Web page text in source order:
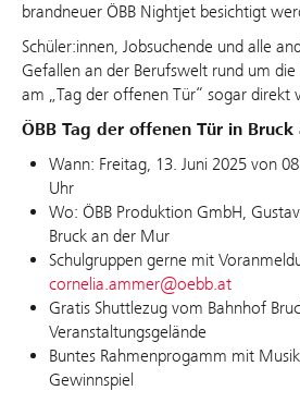
brandneuer ÖBB Nightjet besichtigt
Schüler:innen, Jobsuchende und alle
Gefallen an der Berufswelt rund um
am „Tag der offenen Tür“ sogar direkt
ÖBB Tag der offenen Tür in
Wann: Freitag, 13. Juni 2025 von
Uhr
Wo: ÖBB Produktion GmbH,
Bruck an der Mur
Schulgruppen gerne mit
cornelia.ammer@oebb.at
Gratis Shuttlezug vom Bahnhof
Veranstaltungsgelände
Buntes Rahmenprogamm mit
Gewinnspiel